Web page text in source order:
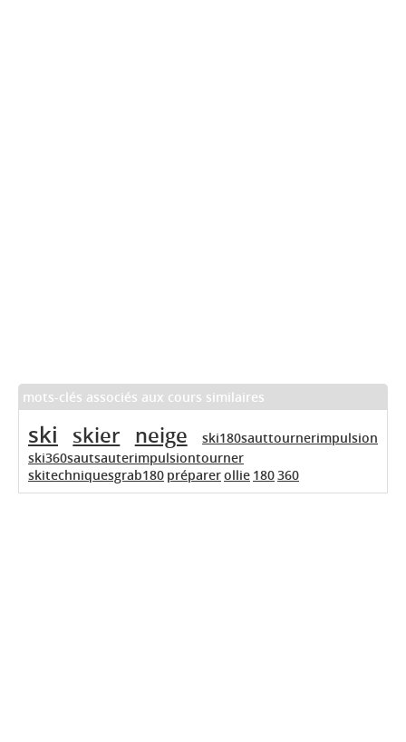
mots-clés associés aux cours similaires
ski skier neige
ski180sauttournerimpulsion
ski360sautsauterimpulsiontourner
skitechniquesgrab180 préparerollie 180360